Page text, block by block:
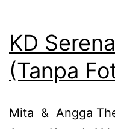
KD
(Tanpa
Mita & Angga